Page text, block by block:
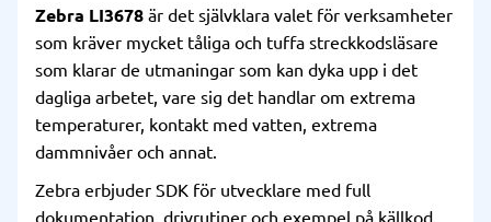
Zebra LI3678 är det självklara valet för verksamheter
som kräver mycket tåliga och tuffa streckkodsläsare
som klarar de utmaningar som kan dyka upp i det
dagliga arbetet, vare sig det handlar om extrema
temperaturer, kontakt med vatten, extrema
dammnivåer och annat.
Zebra erbjuder SDK för utvecklare med full
dokumentation, drivrutiner och exempel på källkod